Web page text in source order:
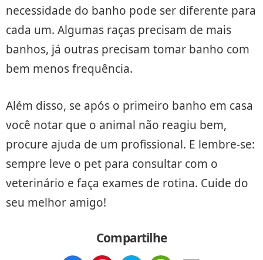
necessidade do banho pode ser diferente para
cada um. Algumas raças precisam de mais
banhos, já outras precisam tomar banho com
bem menos frequência.
Além disso, se após o primeiro banho em casa
você notar que o animal não reagiu bem,
procure ajuda de um profissional. E lembre-se:
sempre leve o pet para consultar com o
veterinário e faça exames de rotina. Cuide do
seu melhor amigo!
Compartilhe